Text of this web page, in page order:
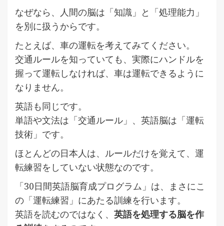
なぜなら、人間の脳は「知識」と「処理能力」
を別に扱うからです。
たとえば、車の運転を考えてみてください。
交通ルールを知っていても、実際にハンドルを
握って運転しなければ、車は運転できるように
なりません。
英語も同じです。
単語や文法は「交通ルール」、英語脳は「運転
技術」です。
ほとんどの日本人は、ルールだけを覚えて、運
転練習をしていない状態なのです。
「30日間英語脳育成プログラム」は、まさにこ
の「運転練習」にあたる訓練を行います。
英語を読むのではなく、 英語を処理する脳を作